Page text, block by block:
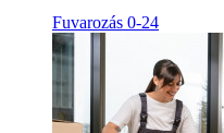
Fuvarozás 0-24